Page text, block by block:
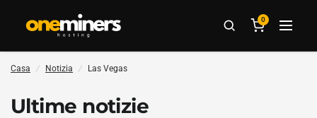
0
Casa / Notizia / Las Vegas
Ultime notizie